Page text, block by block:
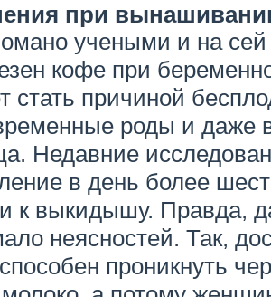
при
учеными и на сей
кофе при
стать причиной
роды и даже
Недавние
в день более
к выкидышу. Правда,
неясностей. Так,
проникнуть